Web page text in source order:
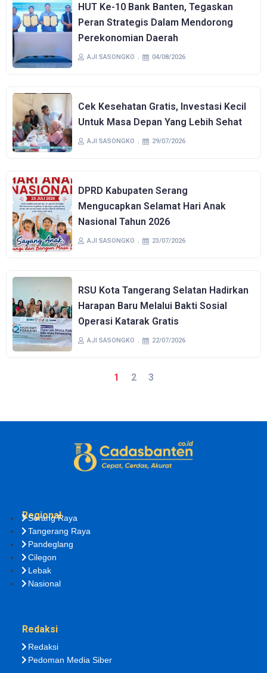
HUT Ke-10 Bank Banten, Tegaskan
Peran Strategis Dalam Mendorong
Perekonomian Daerah
AJI SASONGKO 04/08/2026
Cek Kesehatan Gratis, Investasi Kecil
Untuk Masa Depan Yang Lebih Sehat
AJI SASONGKO 29/07/2026
DPRD Kabupaten Serang
Mengucapkan Selamat Hari Anak
Nasional Tahun 2026
AJI SASONGKO 23/07/2026
RSU Kota Tangerang Selatan Hadirkan
Harapan Baru Melalui Bakti Sosial
Operasi Katarak Gratis
AJI SASONGKO 22/07/2026
1 2 3
Regional
Serang Raya
Tangerang Raya
Pandeglang
Cilegon
Lebak
Nasional
Redaksi
Redaksi
Pedoman Media Siber